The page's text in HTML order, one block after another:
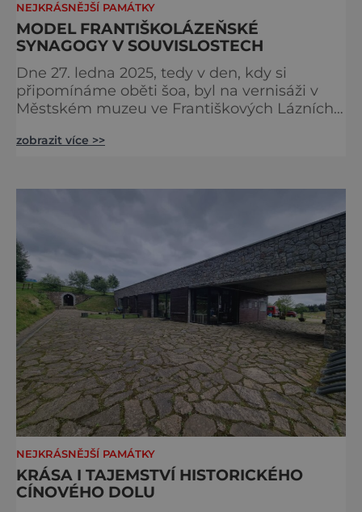
NEJKRÁSNĚJŠÍ PAMÁTKY
MODEL FRANTIŠKOLÁZEŇSKÉ
SYNAGOGY V SOUVISLOSTECH
Dne 27. ledna 2025, tedy v den, kdy si
připomínáme oběti šoa, byl na vernisáži v
Městském muzeu ve Františkových Lázních
nacisty zničena v roce 1938. Do lázeňského
některé události spojené s touto významnou
stavbou. [gallery ids="917
zobrazit více >>
NEJKRÁSNĚJŠÍ PAMÁTKY
KRÁSA I TAJEMSTVÍ HISTORICKÉHO
CÍNOVÉHO DOLU